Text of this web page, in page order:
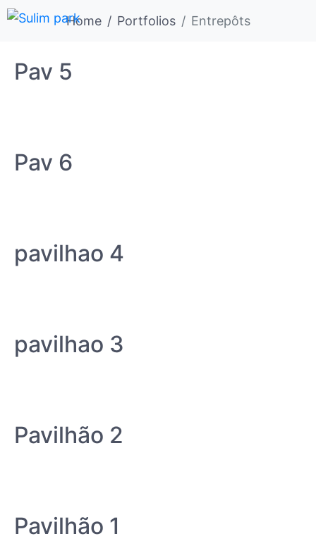
Home Portfolios Entrepôts
Pav 5
Pav 6
pavilhao 4
pavilhao 3
Pavilhão 2
Pavilhão 1